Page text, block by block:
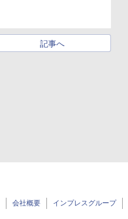
記事へ
会社概要 インプレスグループ